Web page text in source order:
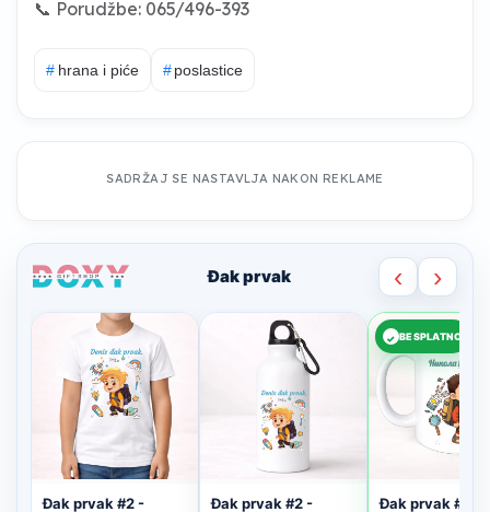
📞 Porudžbe: 065/496-393
# hrana i piće # poslastice
SADRŽAJ SE NASTAVLJA NAKON REKLAME